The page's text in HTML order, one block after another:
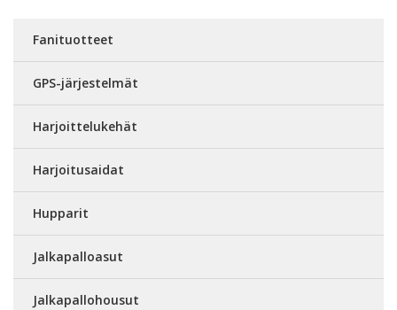
Fanituotteet
GPS-järjestelmät
Harjoittelukehät
Harjoitusaidat
Hupparit
Jalkapalloasut
Jalkapallohousut